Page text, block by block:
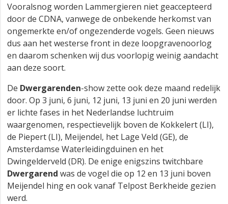
Vooralsnog worden Lammergieren niet geaccepteerd
door de CDNA, vanwege de onbekende herkomst van
ongemerkte en/of ongezenderde vogels. Geen nieuws
dus aan het westerse front in deze loopgravenoorlog
en daarom schenken wij dus voorlopig weinig aandacht
aan deze soort.
De Dwergarenden-show zette ook deze maand redelijk
door. Op 3 juni, 6 juni, 12 juni, 13 juni en 20 juni werden
er lichte fases in het Nederlandse luchtruim
waargenomen, respectievelijk boven de Kokkelert (LI),
de Piepert (LI), Meijendel, het Lage Veld (GE), de
Amsterdamse Waterleidingduinen en het
Dwingelderveld (DR). De enige enigszins twitchbare
Dwergarend was de vogel die op 12 en 13 juni boven
Meijendel hing en ook vanaf Telpost Berkheide gezien
werd.